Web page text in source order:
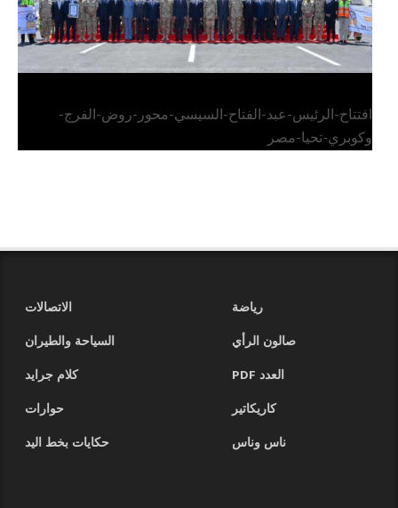
افتتاح-الرئيس-عبد-الفتاح-السيسي-محور-روض-الفرج-
وكوبري-تحيا-مصر
رياضة
الاتصالات
صالون الرأي
السياحة والطيران
العدد PDF
كلام جرايد
كاريكاتير
حوارات
ناس وناس
حكايات بخط اليد